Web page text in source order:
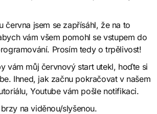
června jsem se zapřísáhl, že na to
vám všem pomohl se vstupem do
Prosím tedy o trpělivost!
vám můj červnový start utekl, hoďte si
. Ihned, jak začnu pokračovat v našem
Youtube vám pošle notifikaci.
na viděnou/slyšenou.